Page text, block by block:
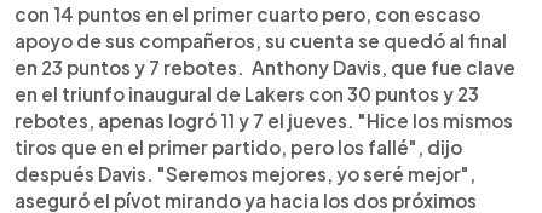
con 14 puntos en el primer cuarto pero, con escaso
apoyo de sus compañeros, su cuenta se quedó al final
en 23 puntos y 7 rebotes. Anthony Davis, que fue clave
en el triunfo inaugural de Lakers con 30 puntos y 23
rebotes, apenas logró 11 y 7 el jueves. "Hice los mismos
tiros que en el primer partido, pero los fallé", dijo
después Davis. "Seremos mejores, yo seré mejor",
aseguró el pívot mirando ya hacia los dos próximos